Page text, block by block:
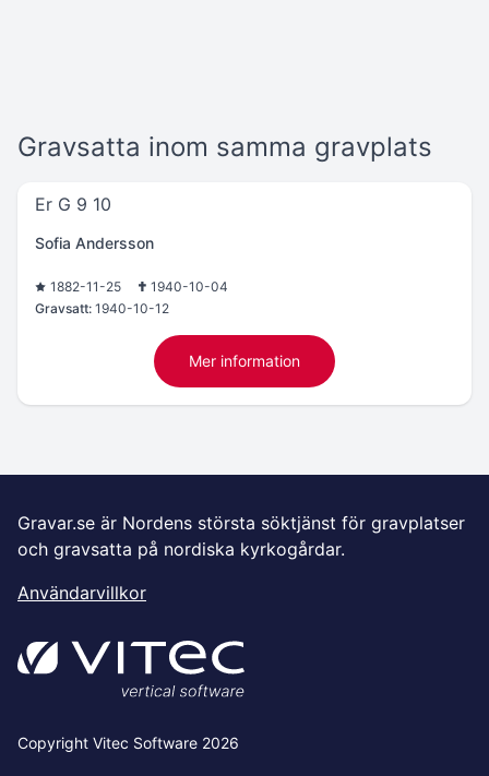
Gravsatta inom samma gravplats
Er G 9 10
Sofia Andersson
1882-11-25
1940-10-04
Gravsatt: 1940-10-12
Mer information
Gravar.se är Nordens största söktjänst för gravplatser
och gravsatta på nordiska kyrkogårdar.
Användarvillkor
Copyright Vitec Software 2026